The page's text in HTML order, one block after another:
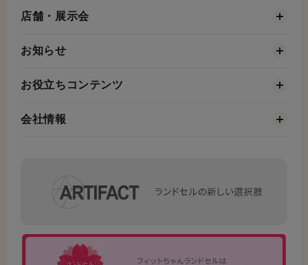
店舗・展示会
お知らせ
お役立ちコンテンツ
会社情報